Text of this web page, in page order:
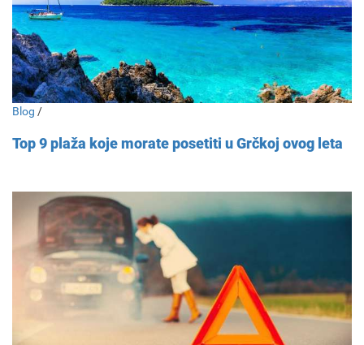
Blog /
Top 9 plaža koje morate posetiti u Grčkoj ovog leta